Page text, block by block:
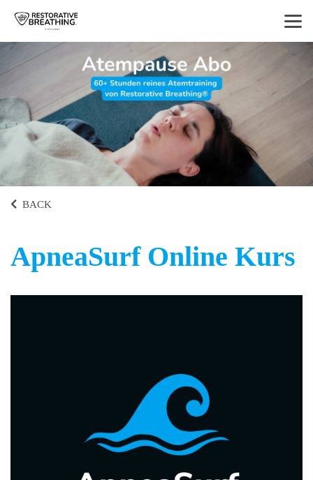
BACK
ApneaSurf Online Kurs